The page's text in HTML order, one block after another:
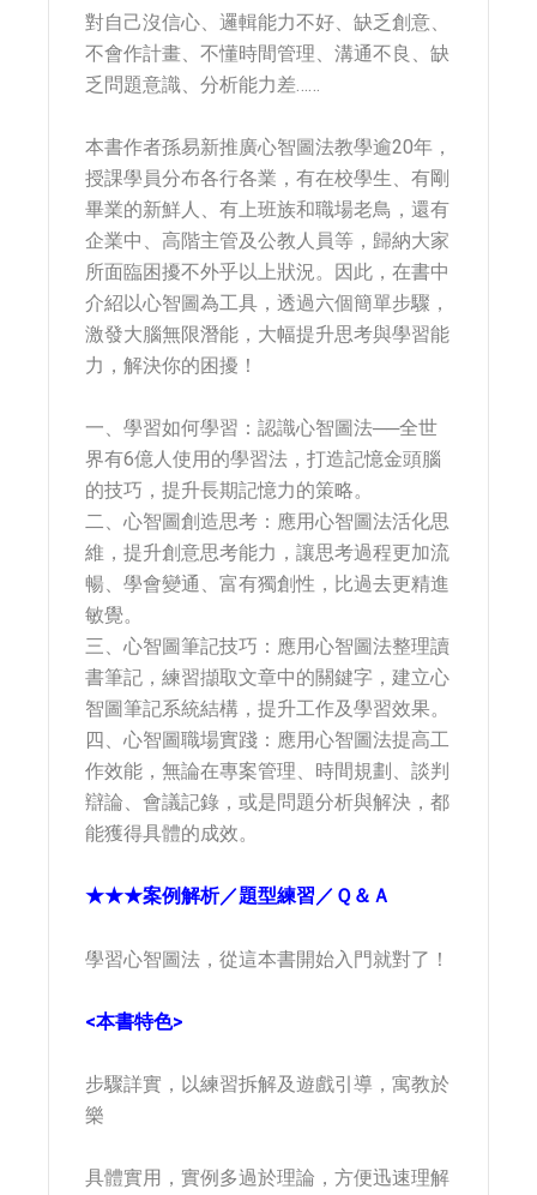
對自己沒信心、邏輯能力不好、缺乏創意、
不會作計畫、不懂時間管理、溝通不良、缺
乏問題意識、分析能力差……
本書作者孫易新推廣心智圖法教學逾20年，
授課學員分布各行各業，有在校學生、有剛
畢業的新鮮人、有上班族和職場老鳥，還有
企業中、高階主管及公教人員等，歸納大家
所面臨困擾不外乎以上狀況。因此，在書中
介紹以心智圖為工具，透過六個簡單步驟，
激發大腦無限潛能，大幅提升思考與學習能
力，解決你的困擾！
一、學習如何學習：認識心智圖法──全世
界有6億人使用的學習法，打造記憶金頭腦
的技巧，提升長期記憶力的策略。
二、心智圖創造思考：應用心智圖法活化思
維，提升創意思考能力，讓思考過程更加流
暢、學會變通、富有獨創性，比過去更精進
敏覺。
三、心智圖筆記技巧：應用心智圖法整理讀
書筆記，練習擷取文章中的關鍵字，建立心
智圖筆記系統結構，提升工作及學習效果。
四、心智圖職場實踐：應用心智圖法提高工
作效能，無論在專案管理、時間規劃、談判
辯論、會議記錄，或是問題分析與解決，都
能獲得具體的成效。
★★★案例解析／題型練習／Ｑ＆Ａ
學習心智圖法，從這本書開始入門就對了！
<本書特色>
步驟詳實，以練習拆解及遊戲引導，寓教於
樂
具體實用，實例多過於理論，方便迅速理解